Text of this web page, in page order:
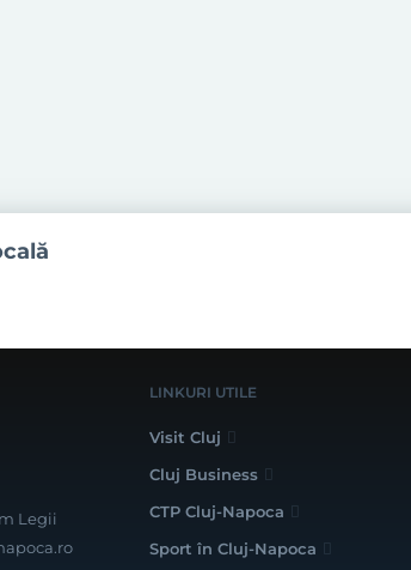
Legii
LINKURI UTILE
Visit Cluj
Cluj Business
CTP Cluj-Napoca
Sport în Cluj-Napoca